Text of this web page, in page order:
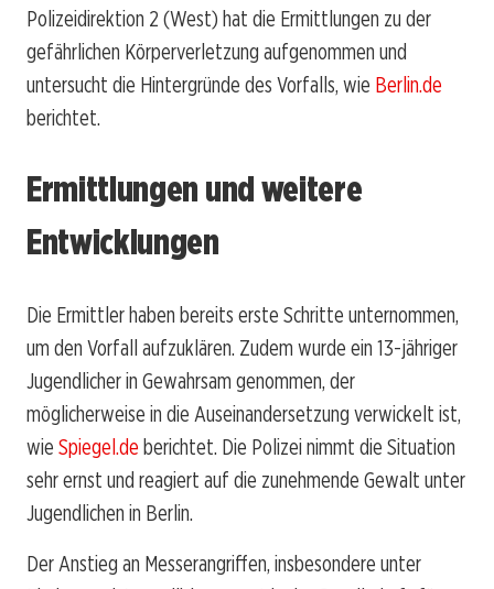
Polizeidirektion 2 (West) hat die Ermittlungen zu der
gefährlichen Körperverletzung aufgenommen und
untersucht die Hintergründe des Vorfalls, wie Berlin.de
berichtet.
Ermittlungen und weitere
Entwicklungen
Die Ermittler haben bereits erste Schritte unternommen,
um den Vorfall aufzuklären. Zudem wurde ein 13-jähriger
Jugendlicher in Gewahrsam genommen, der
möglicherweise in die Auseinandersetzung verwickelt ist,
wie Spiegel.de berichtet. Die Polizei nimmt die Situation
sehr ernst und reagiert auf die zunehmende Gewalt unter
Jugendlichen in Berlin.
Der Anstieg an Messerangriffen, insbesondere unter